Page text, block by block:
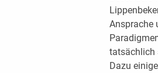
Ansprache
tatsächlich
Dazu